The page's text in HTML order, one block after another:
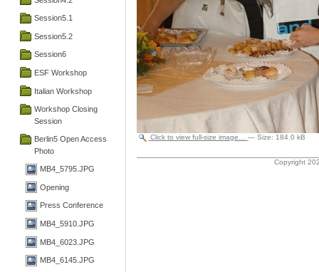
Session5.1
Session5.2
Session6
ESF Workshop
Italian Workshop
Workshop Closing
Session
Berlin5 Open Access
Photo
MB4_5795.JPG
Opening
Press Conference
MB4_5910.JPG
MB4_6023.JPG
MB4_6145.JPG
Click to view full-size image… —Size:184.0 kB
Copyright